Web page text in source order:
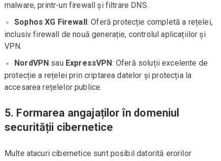
malware, printr-un firewall și filtrare DNS.
Sophos XG Firewall : Oferă protecție completă a rețelei,
inclusiv firewall de nouă generație, controlul aplicațiilor și
VPN.
NordVPN sau ExpressVPN: Oferă soluții excelente de
protecție a rețelei prin criptarea datelor și protecția la
accesarea rețelelor publice.
5. Formarea angajaților în domeniul
securității cibernetice
Multe atacuri cibernetice sunt posibil datorită erorilor